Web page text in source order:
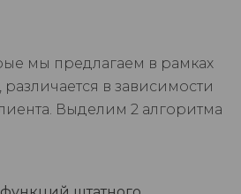
мы предлагаем в рамках
в зависимости
Выделим 2 алгоритма